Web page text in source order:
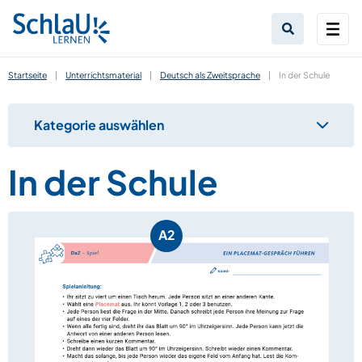
Startseite | Unterrichtsmaterial | Deutsch als Zweitsprache | In der Schule
Kategorie auswählen
In der Schule
A2